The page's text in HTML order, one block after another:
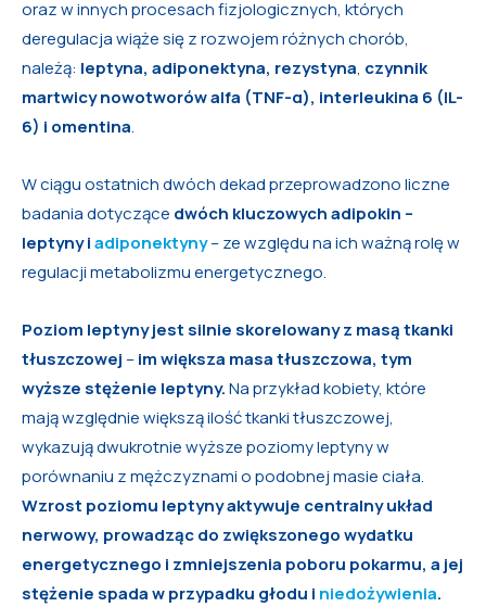
oraz w innych procesach fizjologicznych, których
deregulacja wiąże się z rozwojem różnych chorób,
należą: leptyna, adiponektyna, rezystyna, czynnik
martwicy nowotworów alfa (TNF-α), interleukina 6 (IL-
6) i omentina.
W ciągu ostatnich dwóch dekad przeprowadzono liczne
badania dotyczące dwóch kluczowych adipokin –
leptyny iadiponektyny– ze względu na ich ważną rolę w
regulacji metabolizmu energetycznego.
Poziom leptyny jest silnie skorelowany z masą tkanki
tłuszczowej –im większa masa tłuszczowa, tym
wyższe stężenie leptyny.Na przykład kobiety, które
mają względnie większą ilość tkanki tłuszczowej,
wykazują dwukrotnie wyższe poziomy leptyny w
porównaniu z mężczyznami o podobnej masie ciała.
Wzrost poziomu leptyny aktywuje centralny układ
nerwowy, prowadząc do zwiększonego wydatku
energetycznego i zmniejszenia poboru pokarmu, a jej
stężenie spada w przypadku głodu i niedożywienia.